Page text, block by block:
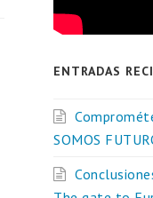
ENTRADAS
SOMOS